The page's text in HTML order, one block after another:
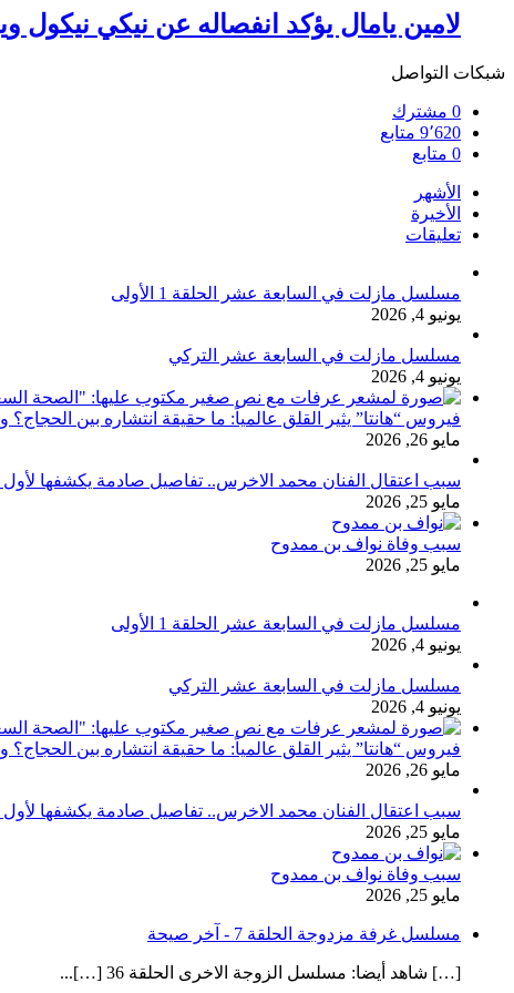
لامين يامال يؤكد انفصاله عن نيكي نيكول
شبكات التواصل
0 مشترك
9٬620 متابع
0 متابع
الأشهر
الأخيرة
تعليقات
مسلسل مازلت في السابعة عشر الحلقة 1 الأولى
يونيو 4, 2026
مسلسل مازلت في السابعة عشر التركي
يونيو 4, 2026
فيروس “هانتا” يثير القلق عالمياً: ما حقيقة انتشاره بين
مايو 26, 2026
سبب اعتقال الفنان محمد الاخرس.. تفاصيل صادمة يكشفها
مايو 25, 2026
سبب وفاة نواف بن ممدوح
مايو 25, 2026
مسلسل مازلت في السابعة عشر الحلقة 1 الأولى
يونيو 4, 2026
مسلسل مازلت في السابعة عشر التركي
يونيو 4, 2026
فيروس “هانتا” يثير القلق عالمياً: ما حقيقة انتشاره بين
مايو 26, 2026
سبب اعتقال الفنان محمد الاخرس.. تفاصيل صادمة يكشفها
مايو 25, 2026
سبب وفاة نواف بن ممدوح
مايو 25, 2026
مسلسل غرفة مزدوجة الحلقة 7 - آخر صيحة
[…] شاهد أيضا: مسلسل الزوجة الاخرى الحلقة 36 […]...